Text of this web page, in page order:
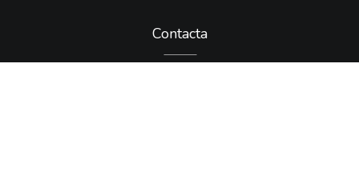
Contacta